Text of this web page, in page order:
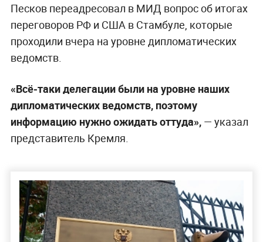
Песков переадресовал в МИД вопрос об итогах
переговоров РФ и США в Стамбуле, которые
проходили вчера на уровне дипломатических
ведомств.
«Всё-таки делегации были на уровне наших
дипломатических ведомств, поэтому
информацию нужно ожидать оттуда»,— указал
представитель Кремля.